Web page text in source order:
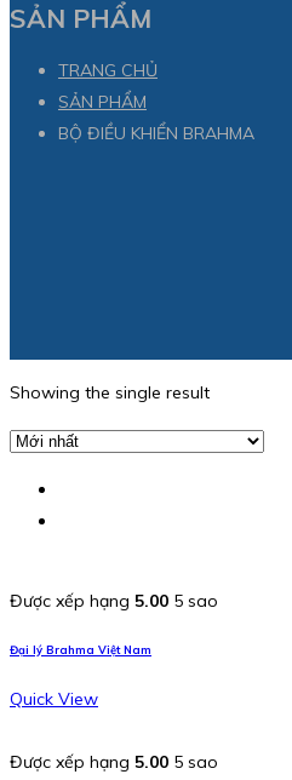
SẢN PHẨM
TRANG CHỦ
SẢN PHẨM
BỘ ĐIỀU KHIỂN BRAHMA
Showing the single result
Được xếp hạng 5.00 5 sao
Đại lý Brahma Việt Nam
Quick View
Được xếp hạng 5.00 5 sao